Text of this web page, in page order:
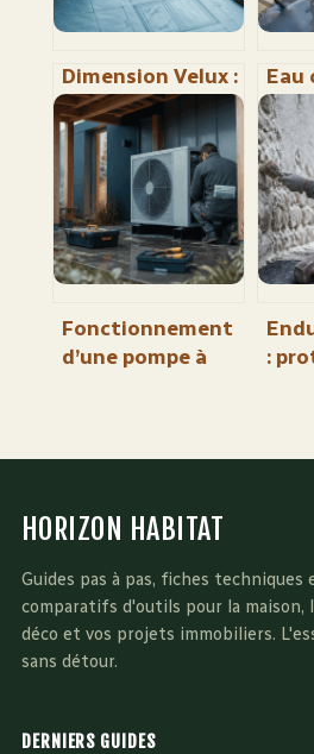
Dimension Velux :
comment choisir
la taille idéale
pour vos combles
selon la surface,
la pente et
l’usage ?
Eau
vos
Fonctionnement
d’une pompe à
:
HORIZON HABITAT
Guides pas à pas, fiches techniques
comparatifs d'outils pour la maison,
déco et vos projets immobiliers.
sans détour.
DERNIERS GUIDES